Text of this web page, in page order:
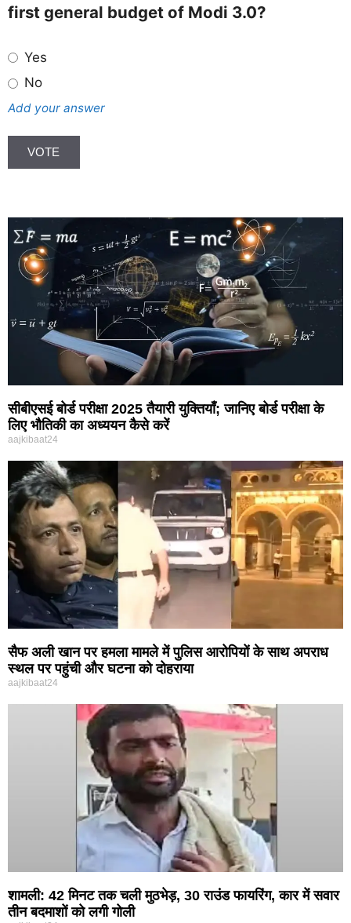
first general budget of Modi 3.0?
Yes
No
Add your answer
सीबीएसई बोर्ड परीक्षा 2025 तैयारी युक्तियाँ; जानिए बोर्ड परीक्षा के
लिए भौतिकी का अध्ययन कैसे करें
aajkibaat24
सैफ अली खान पर हमला मामले में पुलिस आरोपियों के साथ अपराध
स्थल पर पहुंची और घटना को दोहराया
aajkibaat24
शामली: 42 मिनट तक चली मुठभेड़, 30 राउंड फायरिंग, कार में सवार
तीन बदमाशों को लगी गोली